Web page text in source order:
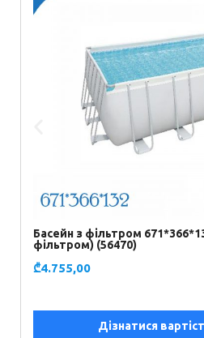
Басейн з фільтром
фільтром) (56470)
₾4.755,00
Дізнатися